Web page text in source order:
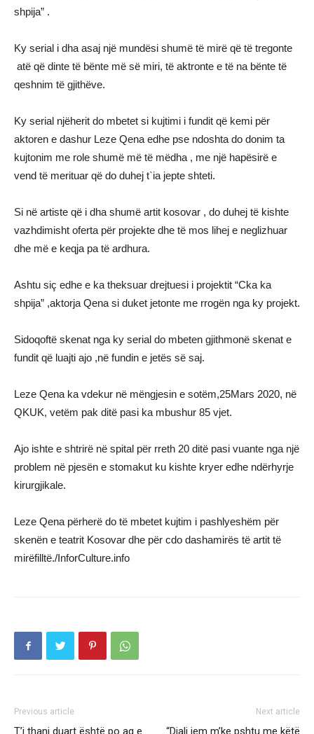
shpija” .
Ky serial i dha asaj një mundësi shumë të mirë që të tregonte
atë që dinte të bënte më së miri, të aktronte e të na bënte të
qeshnim të gjithëve.
Ky serial njëherit do mbetet si kujtimi i fundit që kemi për
aktoren e dashur Leze Qena edhe pse ndoshta do donim ta
kujtonim me role shumë më të mëdha , me një hapësirë e
vend të merituar që do duhej t`ia jepte shteti.
Si në artiste që i dha shumë artit kosovar , do duhej të kishte
vazhdimisht oferta për projekte dhe të mos lihej e neglizhuar
dhe më e keqja pa të ardhura.
Ashtu siç edhe e ka theksuar drejtuesi i projektit “Cka ka
shpija” ,aktorja Qena si duket jetonte me rrogën nga ky projekt.
Sidoqoftë skenat nga ky serial do mbeten gjithmonë skenat e
fundit që luajti ajo ,në fundin e jetës së saj.
Leze Qena ka vdekur në mëngjesin e sotëm,25Mars 2020, në
QKUK, vetëm pak ditë pasi ka mbushur 85 vjet.
Ajo ishte e shtrirë në spital për rreth 20 ditë pasi vuante nga një
problem në pjesën e stomakut ku kishte kryer edhe ndërhyrje
kirurgjikale.
Leze Qena përherë do të mbetet kujtim i pashlyeshëm për
skenën e teatrit Kosovar dhe për cdo dashamirës të artit të
mirëfilltë./InforCulture.info
Previous article
T’i thani duart është po aq e
Next article
“Djali jem m’ke pshtu me këtë